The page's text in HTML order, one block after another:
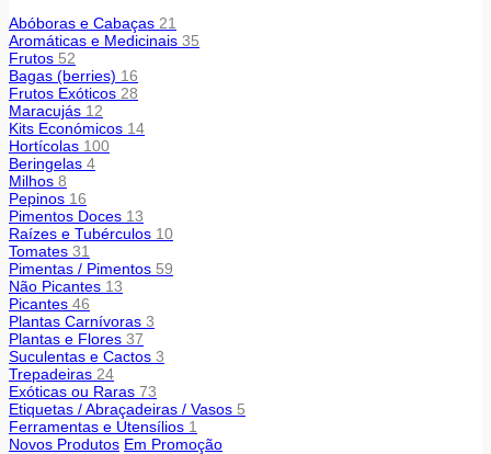
Abóboras e Cabaças 21
Aromáticas e Medicinais 35
Frutos 52
Bagas (berries) 16
Frutos Exóticos 28
Maracujás 12
Kits Económicos 14
Hortícolas 100
Beringelas 4
Milhos 8
Pepinos 16
Pimentos Doces 13
Raízes e Tubérculos 10
Tomates 31
Pimentas / Pimentos 59
Não Picantes 13
Picantes 46
Plantas Carnívoras 3
Plantas e Flores 37
Suculentas e Cactos 3
Trepadeiras 24
Exóticas ou Raras 73
Etiquetas / Abraçadeiras / Vasos 5
Ferramentas e Utensílios 1
Novos Produtos Em Promoção